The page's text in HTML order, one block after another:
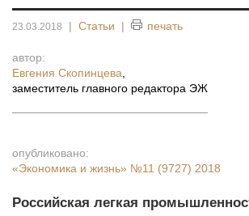
23.03.2018 | Статьи | печать
автор:
Евгения Скопинцева
заместитель главного редактора ЭЖ
опубликовано:
«Экономика и жизнь» №11 (9727) 2018
Российская легкая